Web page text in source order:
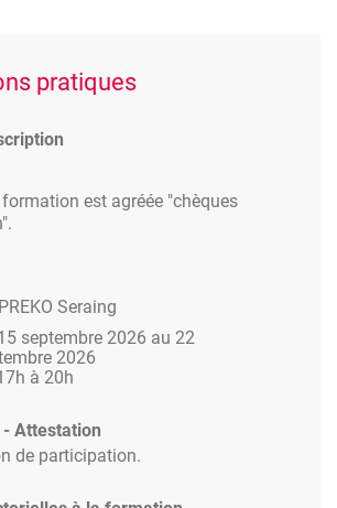
pratiques
formation est agréée "chèques
Seraing
septembre 2026 au 22
2026
à 20h
Attestation
de participation.